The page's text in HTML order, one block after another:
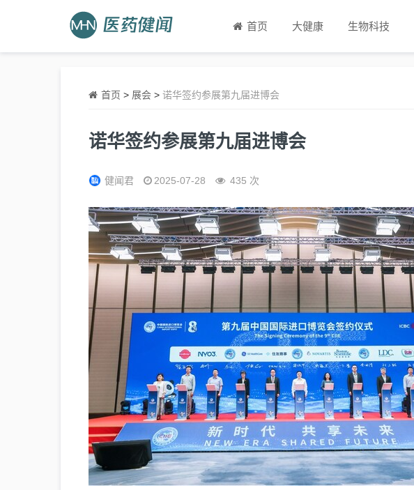
首页 大健康 生物科技
首页 > 展会 > 诺华签约参展第九届进博会
诺华签约参展第九届进博会
健闻君 2025-07-28 435 次